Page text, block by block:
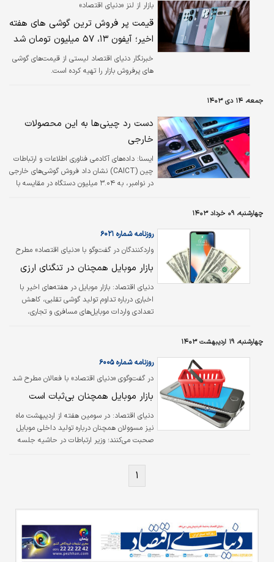
بازار از لنز «دنیای اقتصاد»
قیمت پر فروش ترین گوشی های هفته
اخیر؛ آیفون ۱۳، ۵۷ میلیون تومان شد
خبرنگار دنیای اقتصاد لیستی از قیمت‌های گوشی
های پرفروش بازار را تهیه کرده است.
جمعه، ۱۴ دی ۱۴۰۳
دست رد چینی‌ها به این محصولات
خارجی
ايسنا: داده‌های آکادمی فناوری اطلاعات و ارتباطات
چین (CAICT) نشان داد فروش گوشی‌های خارجی
در نوامبر، به ۳.۰۴ میلیون دستگاه در مقایسه با
چهارشنبه، ۰۹ خرداد ۱۴۰۳
واردکنندگان در گفت‌وگو با «دنیای اقتصاد» مطرح
کردند
روزنامه شماره ۶۰۲۱
بازار موبایل همچنان در تنگنای ارزی
دنیای اقتصاد: بازار موبایل در هفته‌های اخیر با
اخباری درباره تداوم تولید گوشی تقلبی، کاهش
تعدادی واردات موبایل‌های مسافری و تجاری،
در این بین، همچنان امکان ثبت سفارش جدید
برای فعالان بازار موبایل وجود ندارد و گله‌های
برخی از آنها نسبت به تخصیص ارز به خواص
ادامه دارد.
چهارشنبه، ۱۹ اردیبهشت ۱۴۰۳
در گفت‌وگوی «دنیای اقتصاد» با فعالان مطرح شد
روزنامه شماره ۶۰۰۵
بازار موبایل همچنان بی‌ثبات است
دنیای اقتصاد: در سومین هفته از اردیبهشت ماه
نیز مسوولان همچنان درباره تولید داخلی موبایل
صحبت می‌کنند؛ وزیر ارتباطات در حاشیه جلسه
محصولات قابل رقابت با نمونه‌های خارجی
می‌گوید. از طرف دیگر فعالان بازار از واردکنندگان
گرفته تا فروشندگان موبایل دیدگاه‌های متفاوتی به
۱